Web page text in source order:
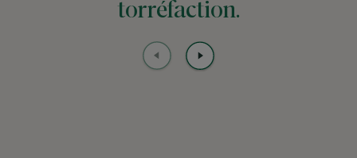
torréfaction.